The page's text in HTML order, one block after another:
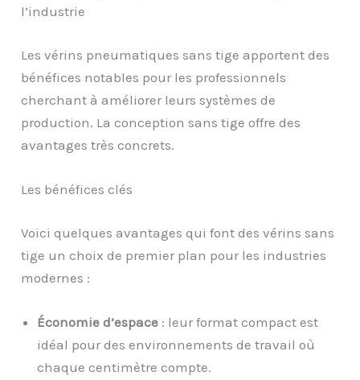
l’industrie
Les vérins pneumatiques sans tige apportent des
bénéfices notables pour les professionnels
cherchant à améliorer leurs systèmes de
production. La conception sans tige offre des
avantages très concrets.
Les bénéfices clés
Voici quelques avantages qui font des vérins sans
tige un choix de premier plan pour les industries
modernes :
Économie d’espace : leur format compact est
idéal pour des environnements de travail où
chaque centimètre compte.